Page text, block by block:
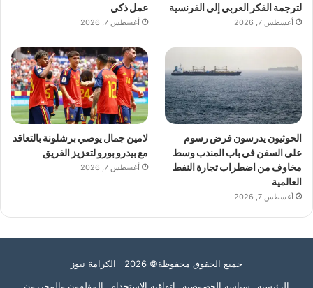
لترجمة الفكر العربي إلى الفرنسية
أغسطس 7, 2026
عمل ذكي
أغسطس 7, 2026
الحوثيون يدرسون فرض رسوم
على السفن في باب المندب وسط
مخاوف من اضطراب تجارة النفط
العالمية
أغسطس 7, 2026
لامين جمال يوصي برشلونة بالتعاقد
مع بيدرو بورو لتعزيز الفريق
أغسطس 7, 2026
جميع الحقوق محفوظة© 2026 الكرامة نيوز